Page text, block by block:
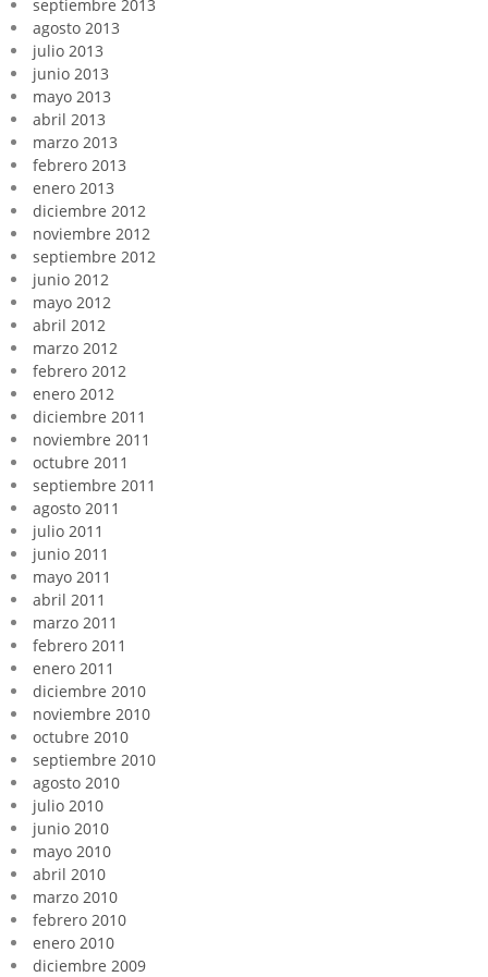
septiembre 2013
agosto 2013
julio 2013
junio 2013
mayo 2013
abril 2013
marzo 2013
febrero 2013
enero 2013
diciembre 2012
noviembre 2012
septiembre 2012
junio 2012
mayo 2012
abril 2012
marzo 2012
febrero 2012
enero 2012
diciembre 2011
noviembre 2011
octubre 2011
septiembre 2011
agosto 2011
julio 2011
junio 2011
mayo 2011
abril 2011
marzo 2011
febrero 2011
enero 2011
diciembre 2010
noviembre 2010
octubre 2010
septiembre 2010
agosto 2010
julio 2010
junio 2010
mayo 2010
abril 2010
marzo 2010
febrero 2010
enero 2010
diciembre 2009